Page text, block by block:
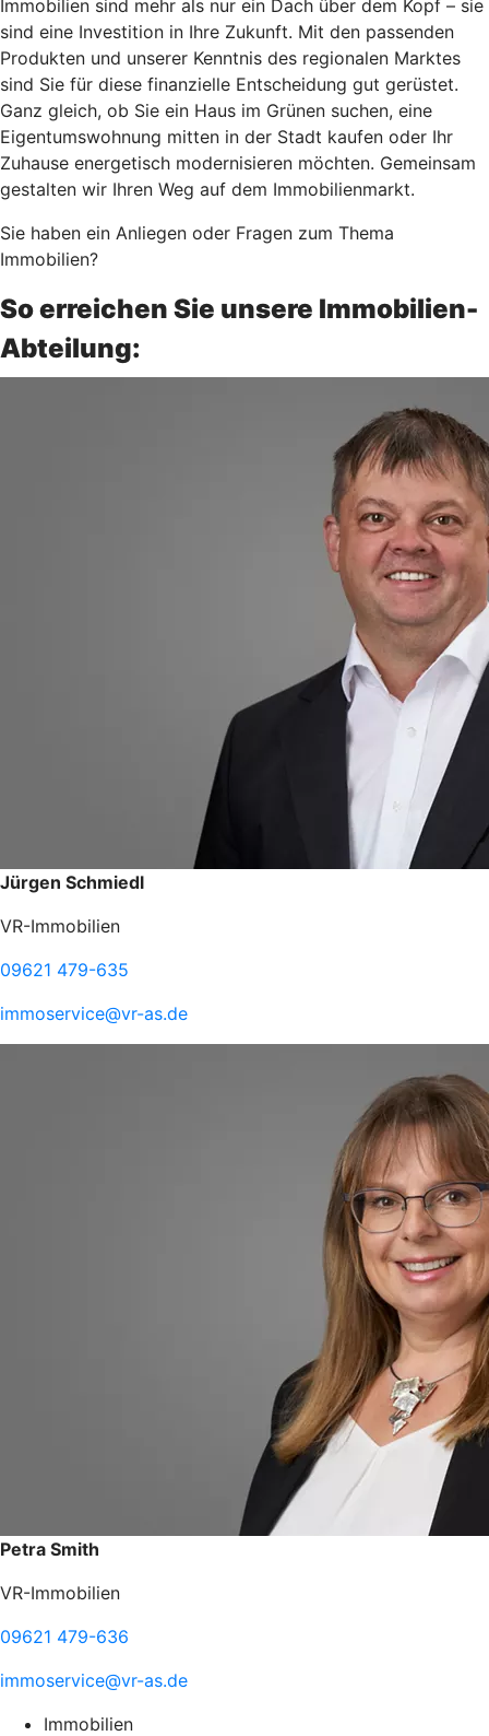
Immobilien sind mehr als nur ein Dach über dem Kopf – sie
sind eine Investition in Ihre Zukunft. Mit den passenden
Produkten und unserer Kenntnis des regionalen Marktes
sind Sie für diese finanzielle Entscheidung gut gerüstet.
Ganz gleich, ob Sie ein Haus im Grünen suchen, eine
Eigentumswohnung mitten in der Stadt kaufen oder Ihr
Zuhause energetisch modernisieren möchten. Gemeinsam
gestalten wir Ihren Weg auf dem Immobilienmarkt.
Sie haben ein Anliegen oder Fragen zum Thema
Immobilien?
So erreichen Sie unsere Immobilien-
Abteilung:
Jürgen Schmiedl
VR-Immobilien
09621 479-635
immoservice@vr-as.de
Petra Smith
VR-Immobilien
09621 479-636
immoservice@vr-as.de
Immobilien